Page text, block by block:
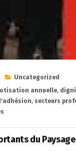
Uncategorized
annuelle,
, secteurs
du